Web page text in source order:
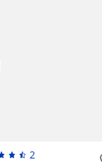
2